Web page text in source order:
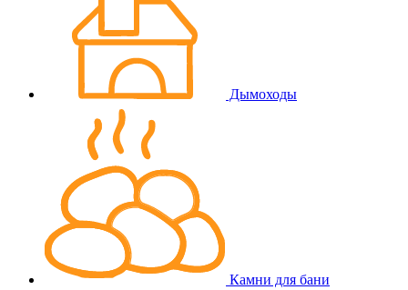
Дымоходы
Камни для бани